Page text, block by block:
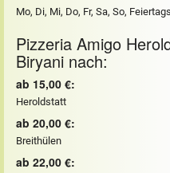
Mo, Di, Mi, Do, Fr, Sa, So,
Pizzeria Amigo
Biryani nach:
ab 15,00 €:
Heroldstatt
ab 20,00 €:
Breithülen
ab 22,00 €: